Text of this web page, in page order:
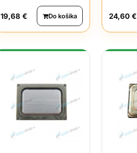
19,68 € Do košíka 24,60 €